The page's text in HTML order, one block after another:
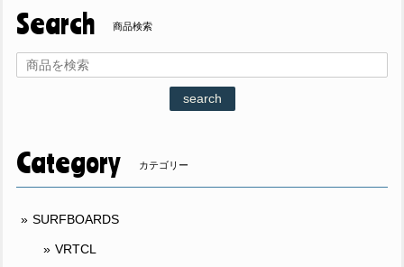
Search 商品検索
search
Category カテゴリー
SURFBOARDS
VRTCL